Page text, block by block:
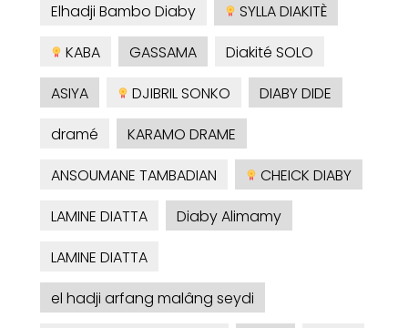
Elhadji Bambo Diaby
SYLLA DIAKITÈ
KABA
GASSAMA
Diakité SOLO
ASIYA
DJIBRIL SONKO
DIABY DIDE
dramé
KARAMO DRAME
ANSOUMANE TAMBADIAN
CHEICK DIABY
LAMINE DIATTA
Diaby Alimamy
LAMINE DIATTA
el hadji arfang malâng seydi